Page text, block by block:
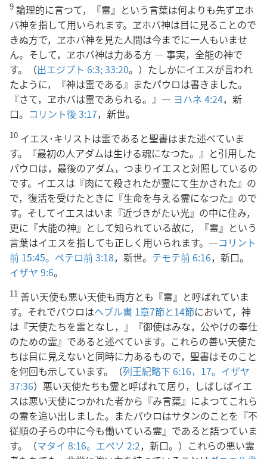
9 論理的に言つて，『霊』という言葉は何よりも先ずヱホ
バ神を指して用いられます。ヱホバ神は目に見ることので
きぬ方で，ヱホバ神を見た人間は今までに一人もいませ
ん。そして，ヱホバ神は力ある方 ― 事実，全能の神で
す。（出エジプト 6:3;33:20。）たしかにイエスが言われ
たように，『神は霊である』またパウロは書きました。
『さて，ヱホバは霊であられる。』― ヨハネ 4:24，新
口。 コリント後 3:17，新世。
10 イエス･キリストは霊であると聖書はまた述べていま
す。『最初の人アダムは生ける魂になつた。』と引用した
パウロは，最後のアダム，つまりイエスと対照しているの
です。イエスは『肉にて殺されたが霊にて生かされた』の
で，復活を受けたときに『生命を与える霊になつた』ので
す。そしてイエスはいま『近づきがたい光』の中に住み，
更に『大能の神』として知られている故に，『霊』という
言葉はイエスを指しても正しく用いられます。―コリント
前 15:45。 ペテロ前 3:18，新世。 テモテ前 6:16，新口。
イザヤ 9:6。
11 善い天使も悪い天使も両方とも『霊』と呼ばれていま
す。それでパウロはヘブル書 1章7節と14節において，神
は『天使たちを霊となし，』『御使はみな，公やけの奉仕
のための霊』であると述べています。これらの善い天使た
ちは目に見えないと同時に力あるもので，聖書はそのこと
を何回も示しています。（列王紀略下 6:16，17。 イザヤ
37:36）悪い天使たちも霊と呼ばれて居り，しばしばイエ
スは悪い天使につかれた者から『み言葉』によつてこれら
の霊を追い出しました。またパウロはサタンのことを『不
従順の子らの中に今も働いている霊』であると語つていま
す。（マタイ 8:16。 エペソ 2:2，新口。）これらの悪い霊